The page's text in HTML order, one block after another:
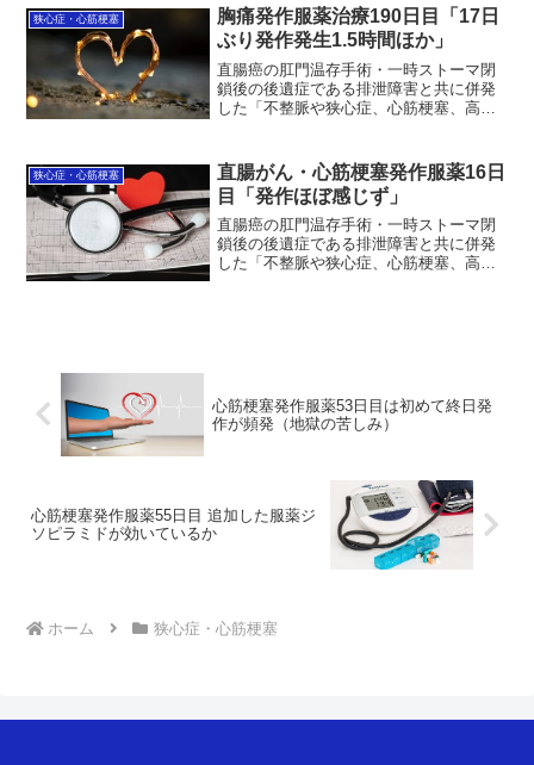
呼びたいレベルの深刻な胸痛発作発生。
ここまで辛いの...
狭心症・心筋梗塞
胸痛発作服薬治療190日目「17日
ぶり発作発生1.5時間ほか」
直腸癌の肛門温存手術・一時ストーマ閉
鎖後の後遺症である排泄障害と共に併発
した「不整脈や狭心症、心筋梗塞、高血
半ほど胸痛発作他が発生。時間は夜中
2:45。なんだ...
狭心症・心筋梗塞
直腸がん・心筋梗塞発作服薬16日
目「発作ほぼ感じず」
直腸癌の肛門温存手術・一時ストーマ閉
鎖後の後遺症である排泄障害と共に併発
した「不整脈や狭心症、心筋梗塞、高血
心筋梗塞発作服薬53日目は初めて終日発
作が頻発（地獄の苦しみ）
心筋梗塞発作服薬55日目 追加した服薬ジ
ソピラミドが効いているか
ホーム 狭心症・心筋梗塞